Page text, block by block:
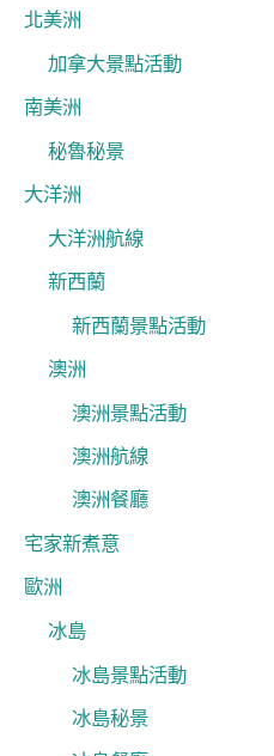
北美洲
加拿大景點活動
南美洲
秘魯秘景
大洋洲
大洋洲航線
新西蘭
新西蘭景點活動
澳洲
澳洲景點活動
澳洲航線
澳洲餐廳
宅家新煮意
歐洲
冰島
冰島景點活動
冰島秘景